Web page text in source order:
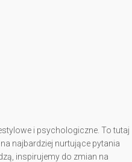
i psychologiczne. To tutaj
najbardziej nurtujące pytania
inspirujemy do zmian na